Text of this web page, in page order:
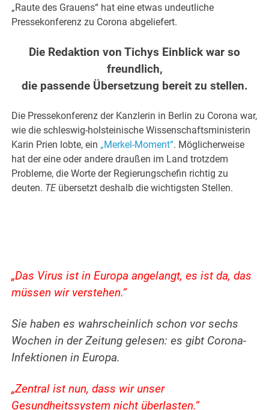
„Raute des Grauens“ hat eine etwas undeutliche
Pressekonferenz zu Corona abgeliefert.
Die Redaktion von Tichys Einblick war so
freundlich,
die passende Übersetzung bereit zu stellen.
Die Pressekonferenz der Kanzlerin in Berlin zu Corona war,
wie die schleswig-holsteinische Wissenschaftsministerin
Karin Prien lobte, ein „Merkel-Moment“. Möglicherweise
hat der eine oder andere draußen im Land trotzdem
Probleme, die Worte der Regierungschefin richtig zu
deuten. TEübersetzt deshalb die wichtigsten Stellen.
„Das Virus ist in Europa angelangt, es ist da, das
müssen wir verstehen.“
Sie haben es wahrscheinlich schon vor sechs
Wochen in der Zeitung gelesen: es gibt Corona-
Infektionen in Europa.
„Zentral ist nun, dass wir unser
Gesundheitssystem nicht überlasten.“